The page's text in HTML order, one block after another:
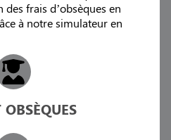
frais d’obsèques en
à notre simulateur en
OBSÈQUES